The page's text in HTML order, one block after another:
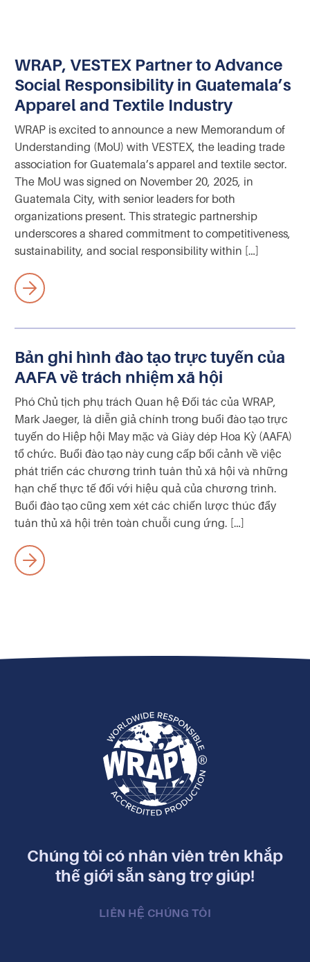
WRAP, VESTEX Partner to Advance
Social Responsibility in Guatemala’s
Apparel and Textile Industry
WRAP is excited to announce a new Memorandum of
Understanding (MoU) with VESTEX, the leading trade
association for Guatemala’s apparel and textile sector.
The MoU was signed on November 20, 2025, in
Guatemala City, with senior leaders for both
organizations present. This strategic partnership
underscores a shared commitment to competitiveness,
sustainability, and social responsibility within […]
Bản ghi hình đào tạo trực tuyến của
AAFA về trách nhiệm xã hội
Phó Chủ tịch phụ trách Quan hệ Đối tác của WRAP,
Mark Jaeger, là diễn giả chính trong buổi đào tạo trực
tuyến do Hiệp hội May mặc và Giày dép Hoa Kỳ (AAFA)
tổ chức. Buổi đào tạo này cung cấp bối cảnh về việc
phát triển các chương trình tuân thủ xã hội và những
hạn chế thực tế đối với hiệu quả của chương trình.
Buổi đào tạo cũng xem xét các chiến lược thúc đẩy
tuân thủ xã hội trên toàn chuỗi cung ứng. […]
Chúng tôi có nhân viên trên khắp
thế giới sẵn sàng trợ giúp!
LIÊN HỆ CHÚNG TÔI